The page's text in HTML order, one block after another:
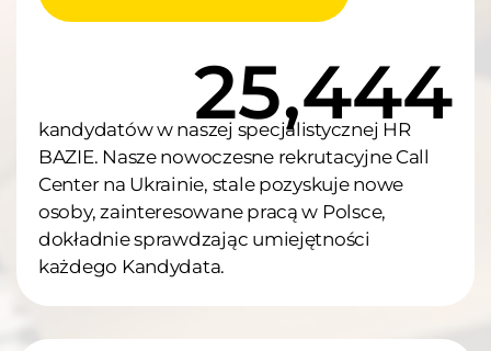
34,122
kandydatów w naszej specjalistycznej HR
BAZIE. Nasze nowoczesne rekrutacyjne Call
Center na Ukrainie, stale pozyskuje nowe
osoby, zainteresowane pracą w Polsce,
dokładnie sprawdzając umiejętności
każdego Kandydata.